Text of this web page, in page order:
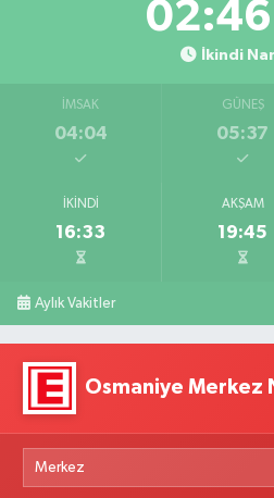
İkindi
İMSAK
04:04
GÜNEŞ
05:37
İKINDI
16:33
AKŞAM
19:45
Aylık Vakitler
Osmaniye Merkez